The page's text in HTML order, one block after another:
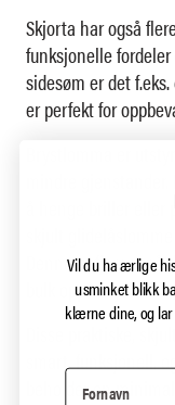
Skjorta har også
funksjonelle
sidesøm er det
er perfekt for
Brystlomma er
mindre
å henge briller
skjult
Denne er fjernet
bulk oppå brystet.
Disse praktiske,
smart, funksjonell,
beholder en
Vil du ha ærlige
usminket blikk
klærne dine, og